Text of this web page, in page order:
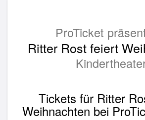
ProTicket
Ritter Rost feiert
Tickets für Ritter
Weihnachten bei